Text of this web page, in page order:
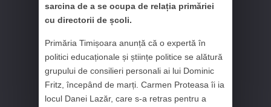
sarcina de a se ocupa de relația primăriei
cu directorii de școli.
Primăria Timișoara anunță că o expertă în
politici educaționale și științe politice se alătură
grupului de consilieri personali ai lui Dominic
Fritz, începând de marți. Carmen Proteasa îi ia
locul Danei Lazăr, care s-a retras pentru a